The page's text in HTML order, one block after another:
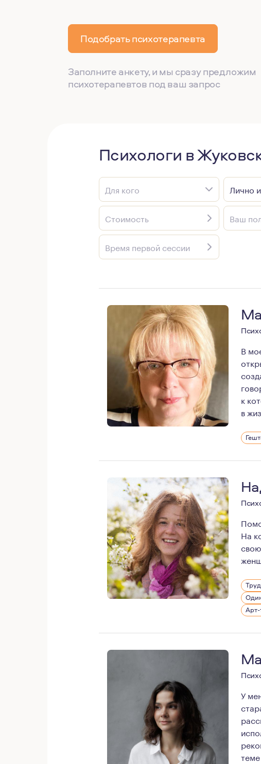
Подобрать психотерапевта
Заполните анкету, и мы сразу предложим
психотерапевтов под ваш запрос
Психологи в
Для кого Лично
Стоимость Ваш
Время первой сессии
В
к
в
По
На
За
ЯАрт-
У